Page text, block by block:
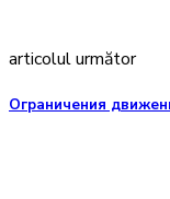
articolul următor
Ограничения